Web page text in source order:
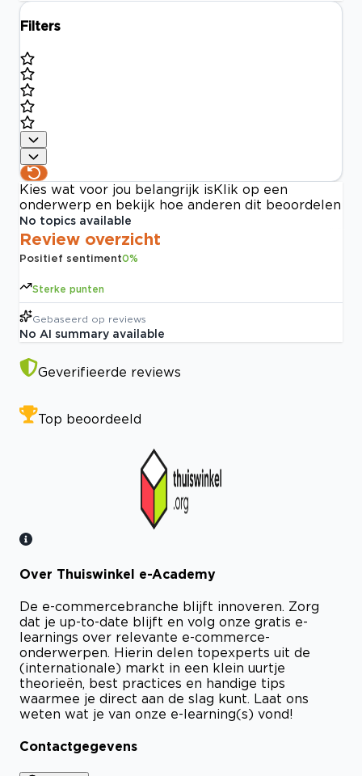
Filters
Kies wat voor jou belangrijk is Klik op een
onderwerp en bekijk hoe anderen dit beoordelen
No topics available
Review overzicht
Positief sentiment0%
Sterke punten
Gebaseerd op reviews
No AI summary available
Geverifieerde reviews
Top beoordeeld
Bekijk certificaat
Over Thuiswinkel e-Academy
De e-commercebranche blijft innoveren. Zorg
dat je up-to-date blijft en volg onze gratis e-
learnings over relevante e-commerce-
onderwerpen. Hierin delen topexperts uit de
(internationale) markt in een klein uurtje
theorieën, best practices en handige tips
waarmee je direct aan de slag kunt. Laat ons
weten wat je van onze e-learning(s) vond!
Contactgegevens